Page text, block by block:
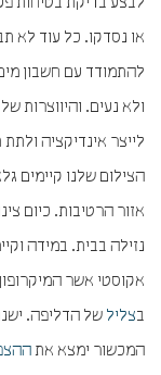
או נסדקו. כל עוד לא
להתמודד עם חשבון
ולא נעים. והיווצרות
לייצר אינדיקציה
הצילום שלנו קיימים
אזור הרטיבות. כיום
נזילה בבית. במידה
אקוסטי אשר
בצליל של הדליפה.
המכשור ימצא את